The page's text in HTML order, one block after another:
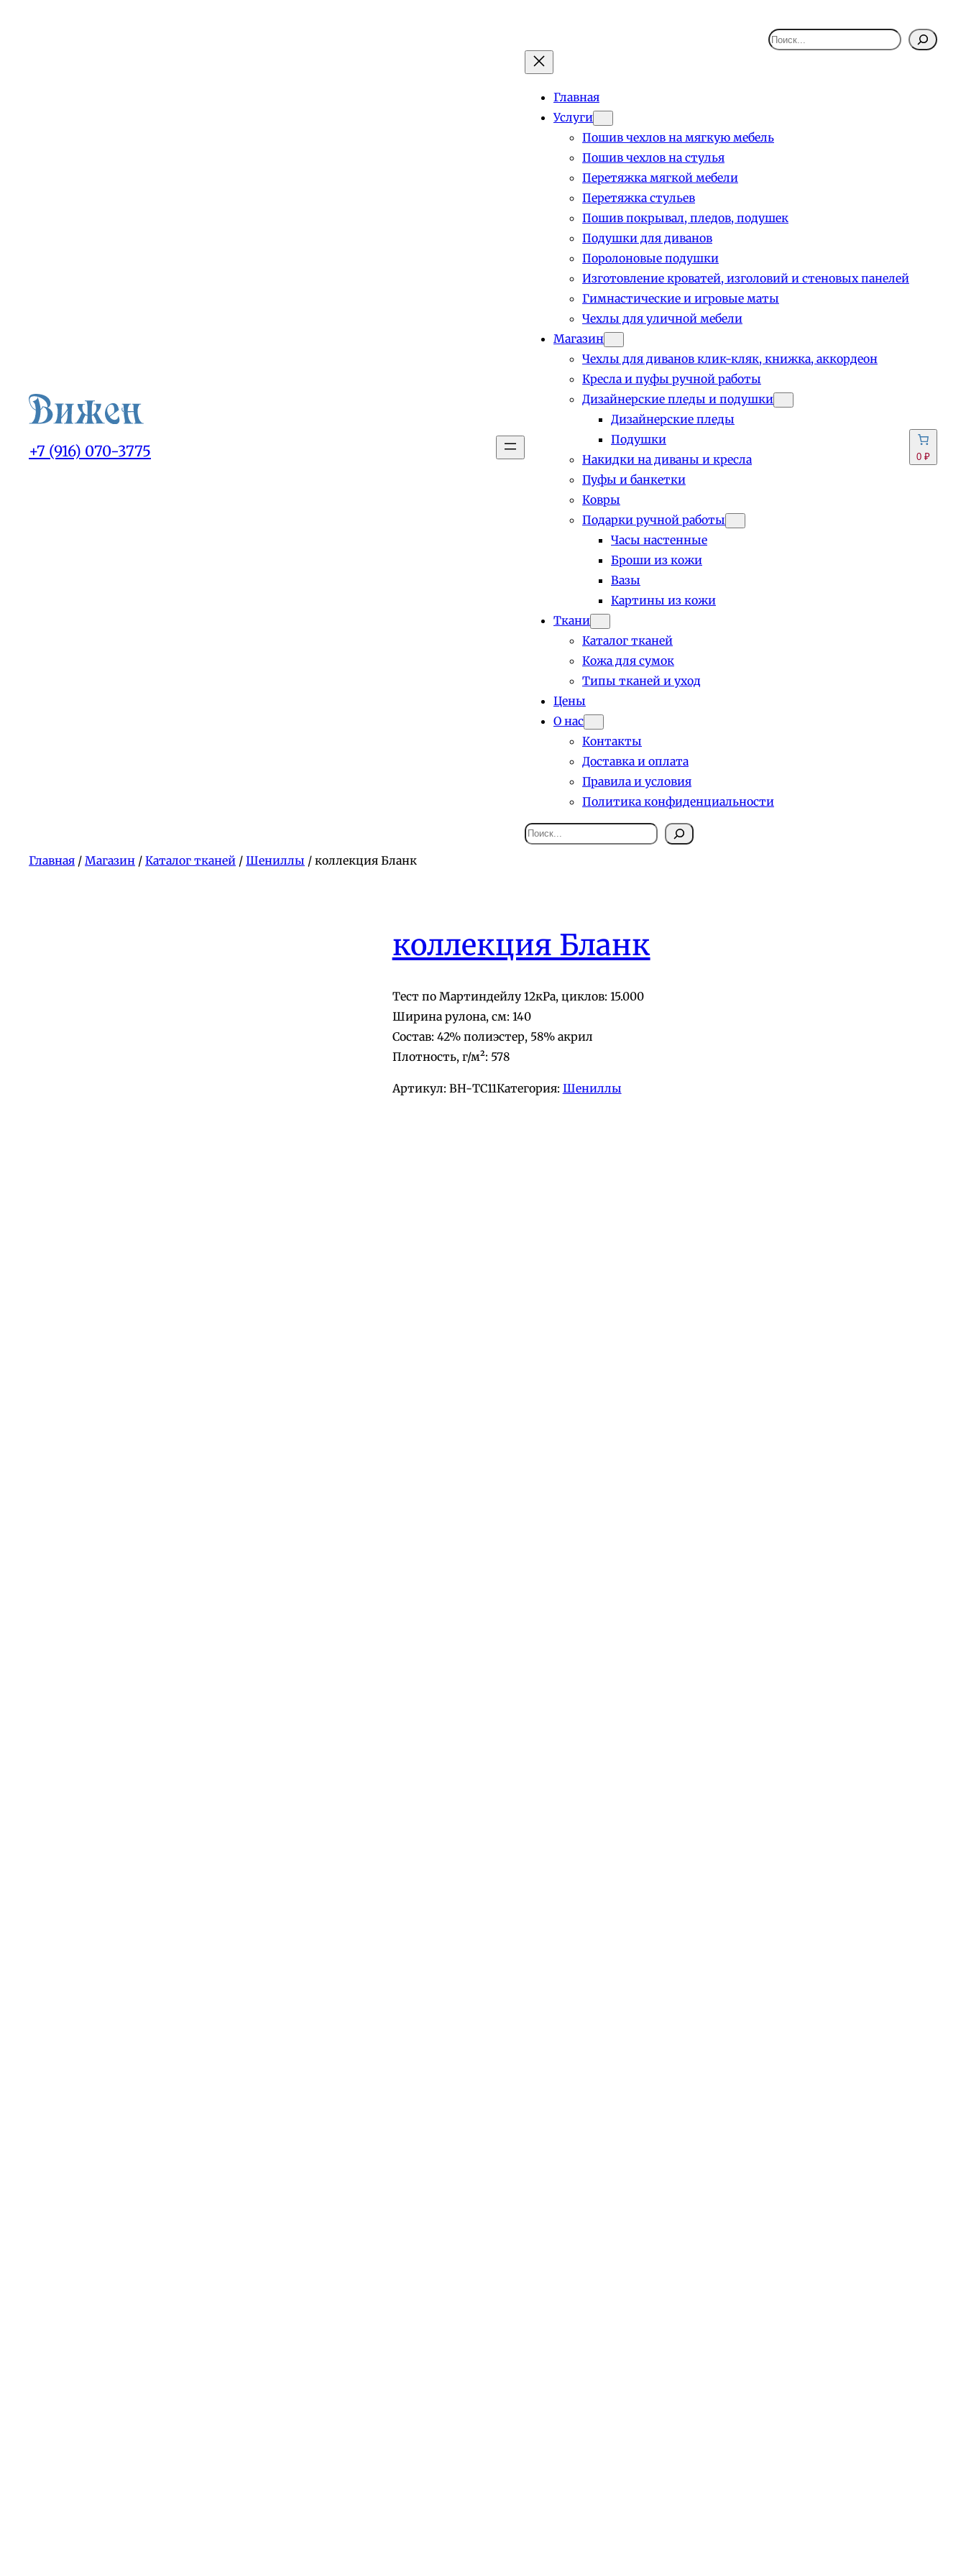
+7 (916) 070-3775
Поиск
Главная
Услуги
Пошив чехлов на мягкую мебель
Пошив чехлов на стулья
Перетяжка мягкой мебели
Перетяжка стульев
Пошив покрывал, пледов, подушек
Подушки для диванов
Поролоновые подушки
Изготовление кроватей, изголовий и стеновых панелей
Гимнастические и игровые маты
Чехлы для уличной мебели
Магазин
Чехлы для диванов клик-кляк, книжка, аккордеон
Кресла и пуфы ручной работы
Дизайнерские пледы и подушки
Дизайнерские пледы
Подушки
Накидки на диваны и кресла
Пуфы и банкетки
Ковры
Подарки ручной работы
Часы настенные
Броши из кожи
Вазы
Картины из кожи
Ткани
Каталог тканей
Кожа для сумок
Типы тканей и уход
Цены
О нас
Контакты
Доставка и оплата
Правила и условия
Политика конфиденциальности
Поиск
0 ₽
Главная / Магазин / Каталог тканей / Шениллы / коллекция Бланк
коллекция Бланк
Тест по Мартиндейлу 12кРа, циклов: 15.000
Ширина рулона, см: 140
Состав: 42% полиэстер, 58% акрил
Плотность, г/м²: 578
Артикул: BH-ТС11Категория: Шениллы